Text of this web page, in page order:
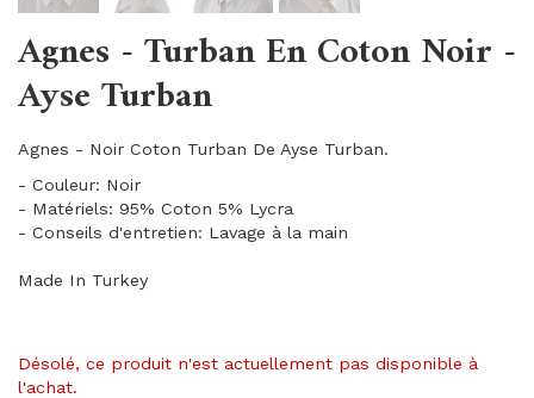
Agnes - Turban En Coton Noir -
Ayse Turban
Agnes - Noir Coton Turban De Ayse Turban.
- Couleur: Noir
- Matériels: 95% Coton 5% Lycra
- Conseils d'entretien: Lavage à la main
Made In Turkey
Désolé, ce produit n'est actuellement pas disponible à
l'achat.